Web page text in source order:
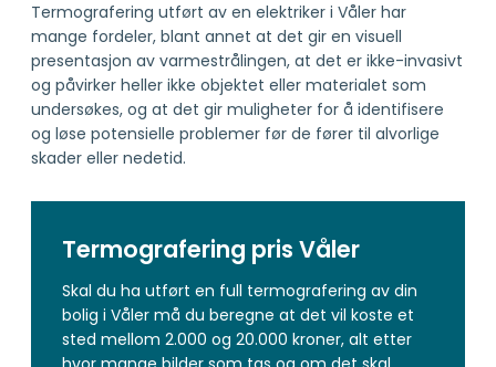
Termografering utført av en elektriker i Våler har
mange fordeler, blant annet at det gir en visuell
presentasjon av varmestrålingen, at det er ikke-invasivt
og påvirker heller ikke objektet eller materialet som
undersøkes, og at det gir muligheter for å identifisere
og løse potensielle problemer før de fører til alvorlige
skader eller nedetid.
Termografering pris Våler
Skal du ha utført en full termografering av din
bolig i Våler må du beregne at det vil koste et
sted mellom 2.000 og 20.000 kroner, alt etter